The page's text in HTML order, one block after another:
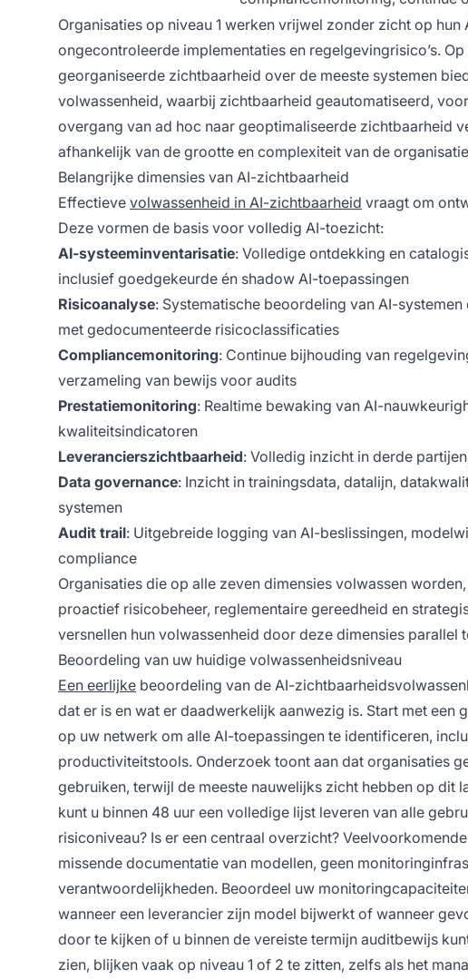
Organisaties op niveau 1 werken vrijwel zonder zicht op
ongecontroleerde implementaties en regelgevingrisico’s.
georganiseerde zichtbaarheid over de meeste systemen
volwassenheid, waarbij zichtbaarheid geautomatiseerd,
overgang van ad hoc naar geoptimaliseerde zichtbaarheid
afhankelijk van de grootte en complexiteit van de
Belangrijke dimensies van AI-zichtbaarheid
Effectieve volwassenheid in AI-zichtbaarheid vraagt om
Deze vormen de basis voor volledig AI-toezicht:
AI-systeeminventarisatie: Volledige ontdekking en
inclusief goedgekeurde én shadow AI-toepassingen
Risicoanalyse: Systematische beoordeling van AI-
met gedocumenteerde risicoclassificaties
Compliancemonitoring: Continue bijhouding van
verzameling van bewijs voor audits
Prestatiemonitoring: Realtime bewaking van AI-
kwaliteitsindicatoren
Leverancierszichtbaarheid: Volledig inzicht in derde
Data governance: Inzicht in trainingsdata, datalijn,
systemen
Audit trail: Uitgebreide logging van AI-beslissingen,
compliance
Organisaties die op alle zeven dimensies volwassen
proactief risicobeheer, reglementaire gereedheid en
versnellen hun volwassenheid door deze dimensies parallel
Beoordeling van uw huidige volwassenheidsniveau
Een eerlijke beoordeling van de AI-
dat er is en wat er daadwerkelijk aanwezig is. Start met een
op uw netwerk om alle AI-toepassingen te identificeren,
productiviteitstools. Onderzoek toont aan dat organisaties
gebruiken, terwijl de meeste nauwelijks zicht hebben op dit
kunt u binnen 48 uur een volledige lijst leveren van alle
risiconiveau? Is er een centraal overzicht?
missende documentatie van modellen, geen
verantwoordelijkheden. Beoordeel uw
wanneer een leverancier zijn model bijwerkt of wanneer
door te kijken of u binnen de vereiste termijn auditbewijs
zien, blijken vaak op niveau 1 of 2 te zitten, zelfs als het